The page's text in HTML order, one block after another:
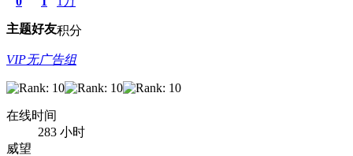
主题好友积分
VIP无广告组
在线时间
283 小时
威望